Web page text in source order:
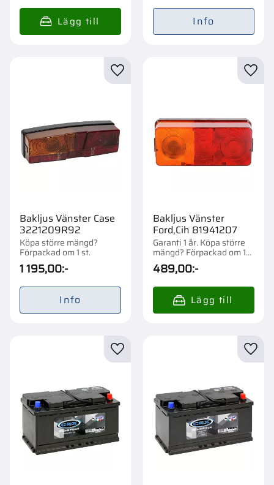
Info
Bakljus Vänster Case
3221209R92
Köpa större mängd?
Förpackad om 1 st.
1 195,00:-
Lägg till i favoriter
Info
Bakljus Vänster
Ford,Cih 81941207
Garanti 1 år. Köpa större
mängd? Förpackad om 1
st.
489,00:-
Lägg till i favoriter